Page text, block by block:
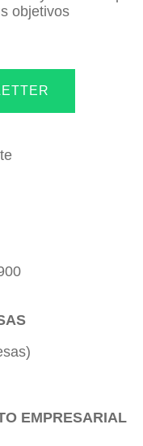
objetivos
EMPRESARIAL